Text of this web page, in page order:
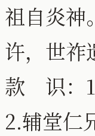
祖自炎神
许，世祚
款 识：
2.辅堂仁